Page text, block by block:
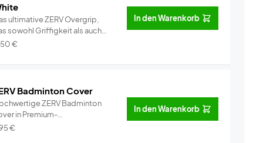
ultimative ZERV Overgrip,
sowohl Griffigkeit als auch
€
In den Warenkorb
Badminton Cover
ZERV Badminton
in Premium-
für...
€
In den Warenkorb